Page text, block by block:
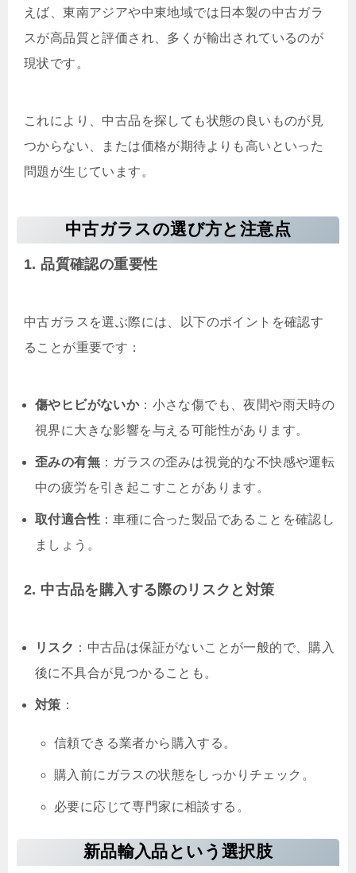
えば、東南アジアや中東地域では日本製の中古ガラ
スが高品質と評価され、多くが輸出されているのが
現状です。
これにより、中古品を探しても状態の良いものが見
つからない、または価格が期待よりも高いといった
問題が生じています。
中古ガラスの選び方と注意点
1. 品質確認の重要性
中古ガラスを選ぶ際には、以下のポイントを確認す
ることが重要です：
傷やヒビがないか：小さな傷でも、夜間や雨天時の
視界に大きな影響を与える可能性があります。
歪みの有無 ：ガラスの歪みは視覚的な不快感や運転
中の疲労を引き起こすことがあります。
取付適合性 ：車種に合った製品であることを確認し
ましょう。
2. 中古品を購入する際のリスクと対策
リスク ：中古品は保証がないことが一般的で、購入
後に不具合が見つかることも。
対策 ：
信頼できる業者から購入する。
購入前にガラスの状態をしっかりチェック。
必要に応じて専門家に相談する。
新品輸入品という選択肢